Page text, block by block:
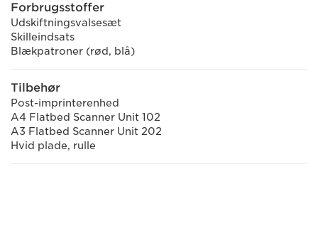
Forbrugsstoffer
Udskiftningsvalsesæt
Skilleindsats
Blækpatroner (rød, blå)
Tilbehør
Post-imprinterenhed
A4 Flatbed Scanner Unit 102
A3 Flatbed Scanner Unit 202
Hvid plade, rulle